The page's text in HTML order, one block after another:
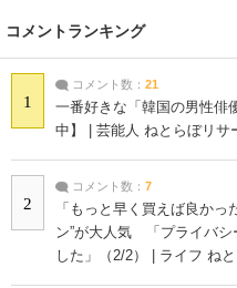
コメントランキング
1
コメント数： 21
一番好きな「韓国の男性俳
中】 | 芸能人 ねとらぼリサ
2
コメント数： 7
「もっと早く買えば良か
ン”が大人気 「プライバシ
した」（2/2） | ライフ ね